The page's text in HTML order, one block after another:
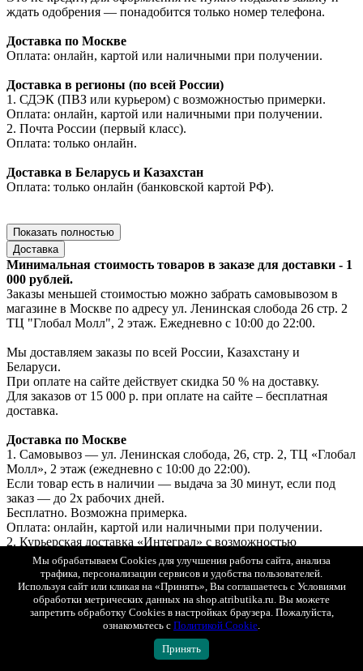
ждать одобрения — понадобится только номер телефона.
Доставка по Москве
Оплата: онлайн, картой или наличными при получении.
Доставка в регионы (по всей России)
1. СДЭК (ПВЗ или курьером) с возможностью примерки.
Оплата: онлайн, картой или наличными при получении.
2. Почта России (первый класс).
Оплата: только онлайн.
Доставка в Беларусь и Казахстан
Оплата: только онлайн (банковской картой РФ).
Показать полностью
Доставка
Минимальная стоимость товаров в заказе для доставки - 1
000 рублей.
Заказы меньшей стоимостью можно забрать самовывозом в
магазине в Москве по адресу ул. Ленинская слобода 26 стр. 2
ТЦ "Глобал Молл", 2 этаж. Ежедневно с 10:00 до 22:00.
Мы доставляем заказы по всей России, Казахстану и
Беларуси.
При оплате на сайте действует скидка 50 % на доставку.
Для заказов от 15 000 р. при оплате на сайте – бесплатная
доставка.
Доставка по Москве
1. Самовывоз — ул. Ленинская слобода, 26, стр. 2, ТЦ «Глобал
Молл», 2 этаж (ежедневно с 10:00 до 22:00).
Если товар есть в наличии — выдача за 30 минут, если под
заказ — до 2х рабочих дней.
Бесплатно. Возможна примерка.
Оплата: онлайн, картой или наличными при получении.
2. Курьерская доставка «Интеграл» с возможностью
примерки.
Стоимость доставки при онлайн-оплате — 250 ₽.
Стоимость доставки при оплате при получении — 500 ₽.
3. СДЭК (самовывоз из ПВЗ) с возможностью примерки.
Стоимость рассчитывается в корзине.
Оплата онлайн или при получении.
Мы обрабатываем Cookies для улучшения работы сайта, анализа
трафика, персонализации сервисов и удобства пользователей.
Используя сайт или кликая на «Принять», Вы соглашаетесь с Условиями
обработки метрических данных на shop.atributika.ru. Вы можете
запретить обработку Cookies в настройках браузера. Пожалуйста,
ознакомьтесь с Политикой Cookie.
Принять